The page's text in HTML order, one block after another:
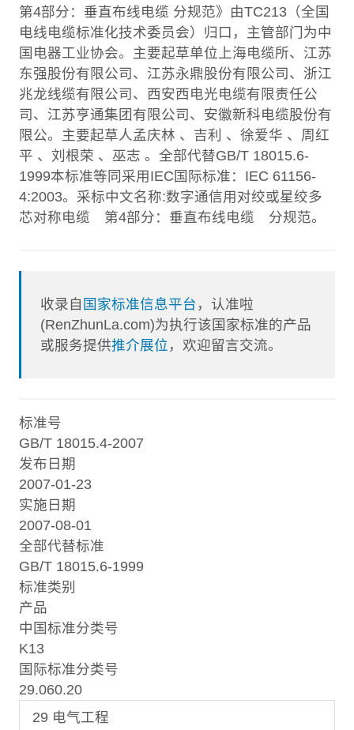
第4部分：垂直布线电缆 分规范》由TC213（全国
电线电缆标准化技术委员会）归口，主管部门为中
国电器工业协会。主要起草单位上海电缆所、江苏
东强股份有限公司、江苏永鼎股份有限公司、浙江
兆龙线缆有限公司、西安西电光电缆有限责任公
司、江苏亨通集团有限公司、安徽新科电缆股份有
限公。主要起草人孟庆林 、吉利 、徐爱华 、周红
平 、刘根荣 、巫志 。全部代替GB/T 18015.6-
1999本标准等同采用IEC国际标准：IEC 61156-
4:2003。采标中文名称:数字通信用对绞或星绞多
芯对称电缆 第4部分：垂直布线电缆 分规范。
收录自 国家标准信息平台 ，认准啦
(RenZhunLa.com)为执行该国家标准的产品
或服务提供推介展位 ，欢迎留言交流。
标准号
GB/T 18015.4-2007
发布日期
2007-01-23
实施日期
2007-08-01
全部代替标准
GB/T 18015.6-1999
标准类别
产品
中国标准分类号
K13
国际标准分类号
29.060.20
29 电气工程